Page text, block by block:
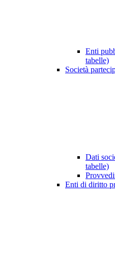
Enti
tabelle)
Società
Dati
tabelle)
Enti di diritto